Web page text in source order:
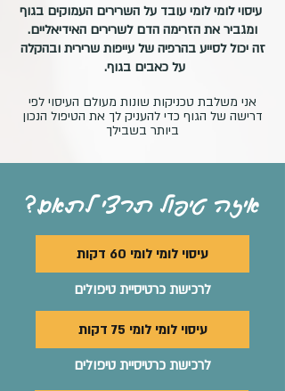
עיסוי לומי לומי עובד על השרירים העמוקים בגוף
ומגביר את הזרימה הדם לשרירים האידיאליים.
זה יכול לסייע בהרפיה של עייפות שרירית ובהקלה
על כאבים בגוף.
אני משלבת טכניקות שונות מעולם העיסוי לפי
דרישה של הגוף כדי להעניק לך את הטיפול הנכון
ביותר בשבילך
איזה טיפול תרצי לתאם?
עיסוי לומי לומי 60 דקות
לרכישת כרטיסיית טיפולים
עיסוי לומי לומי 75 דקות
לרכישת כרטיסיית טיפולים